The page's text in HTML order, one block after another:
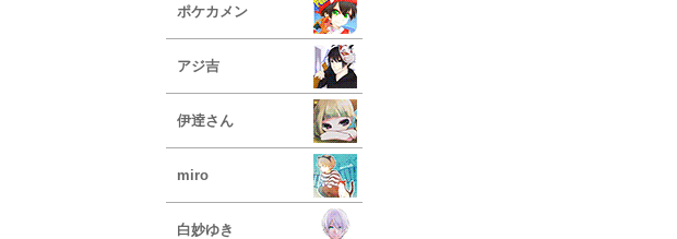
ポケカメン
アジ吉
伊逹さん
miro
白妙ゆき